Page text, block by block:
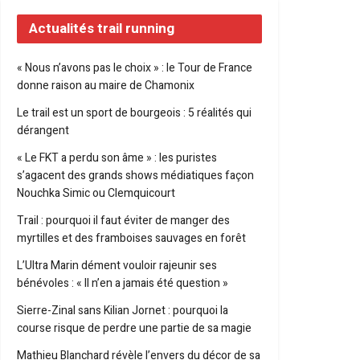
Actualités trail running
« Nous n’avons pas le choix » : le Tour de France
donne raison au maire de Chamonix
Le trail est un sport de bourgeois : 5 réalités qui
dérangent
« Le FKT a perdu son âme » : les puristes
s’agacent des grands shows médiatiques façon
Nouchka Simic ou Clemquicourt
Trail : pourquoi il faut éviter de manger des
myrtilles et des framboises sauvages en forêt
L’Ultra Marin dément vouloir rajeunir ses
bénévoles : « Il n’en a jamais été question »
Sierre-Zinal sans Kilian Jornet : pourquoi la
course risque de perdre une partie de sa magie
Mathieu Blanchard révèle l’envers du décor de sa